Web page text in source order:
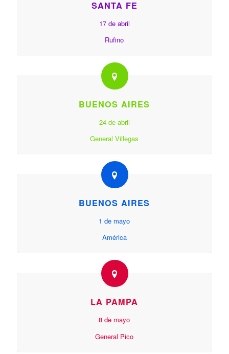
SANTA FE
17 de abril
Rufino
BUENOS AIRES
24 de abril
General Villegas
BUENOS AIRES
1 de mayo
América
LA PAMPA
8 de mayo
General Pico